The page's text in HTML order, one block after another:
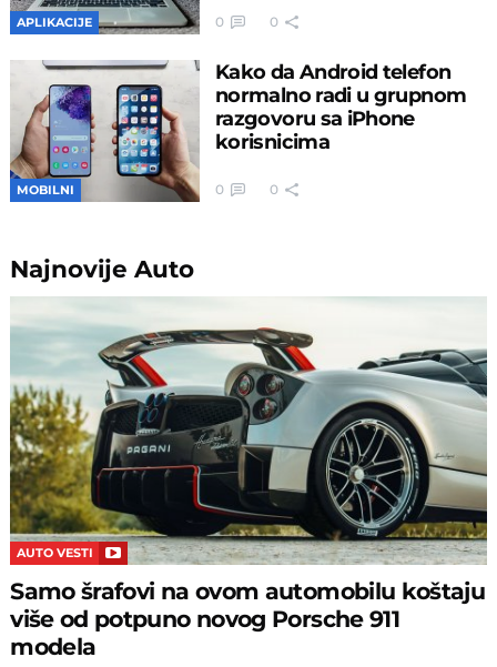
APLIKACIJE 0 0
MOBILNI
Kako da Android telefon
normalno radi u grupnom
razgovoru sa iPhone
korisnicima
0 0
NajnovijeAuto
AUTO VESTI
Samo šrafovi na ovom automobilu koštaju
više od potpuno novog Porsche 911
modela